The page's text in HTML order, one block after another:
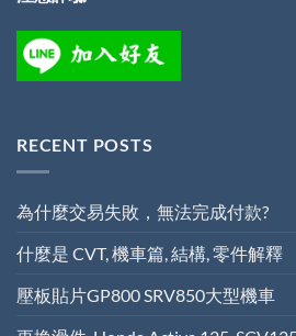
RECENT POSTS
為什麼交易失敗，無法完成付款?
什麼是 CVT, 機車篇, 結構, 零件解釋
壓板貼片GP800 SRV850大型機車